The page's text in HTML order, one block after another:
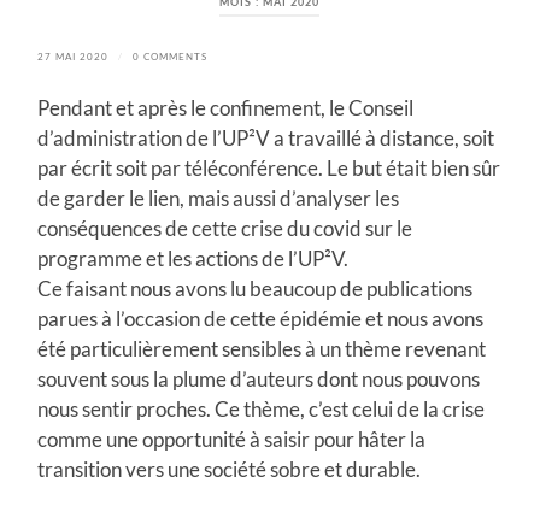
27 MAI 2020 0 COMMENTS
Pendant et après le confinement, le Conseil
d’administration de l’UP²V a travaillé à distance, soit
par écrit soit par téléconférence. Le but était bien sûr
de garder le lien, mais aussi d’analyser les
conséquences de cette crise du covid sur le
programme et les actions de l’UP²V.
Ce faisant nous avons lu beaucoup de publications
parues à l’occasion de cette épidémie et nous avons
été particulièrement sensibles à un thème revenant
souvent sous la plume d’auteurs dont nous pouvons
nous sentir proches. Ce thème, c’est celui de la crise
comme une opportunité à saisir pour hâter la
transition vers une société sobre et durable.